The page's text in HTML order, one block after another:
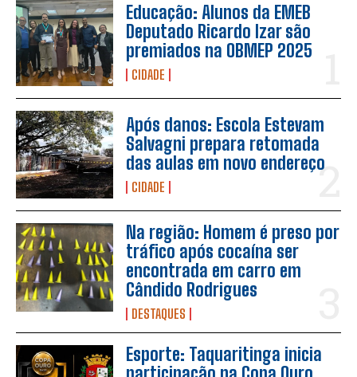
Educação: Alunos da EMEB
Deputado Ricardo Izar são
premiados na OBMEP 2025
CIDADE
Após danos: Escola Estevam
Salvagni prepara retomada
das aulas em novo endereço
CIDADE
Na região: Homem é preso por
tráfico após cocaína ser
encontrada em carro em
Cândido Rodrigues
DESTAQUES
Esporte: Taquaritinga inicia